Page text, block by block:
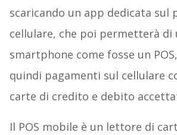
scaricando un app dedicata sul
cellulare, che poi permetterà di
smartphone come fosse un
quindi pagamenti sul cellulare
carte di credito e debito
Il POS mobile è un lettore di